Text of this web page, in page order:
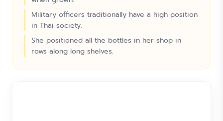
Military officers traditionally have a high position
in Thai society.
She positioned all the bottles in her shop in
rows along long shelves.